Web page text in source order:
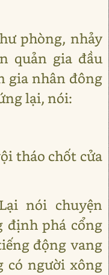
phòng, nhảy
quản gia đầu
gia nhân đông
lại, nói:
tháo chốt cửa
nói chuyện
định phá cổng
động vang
có người xông